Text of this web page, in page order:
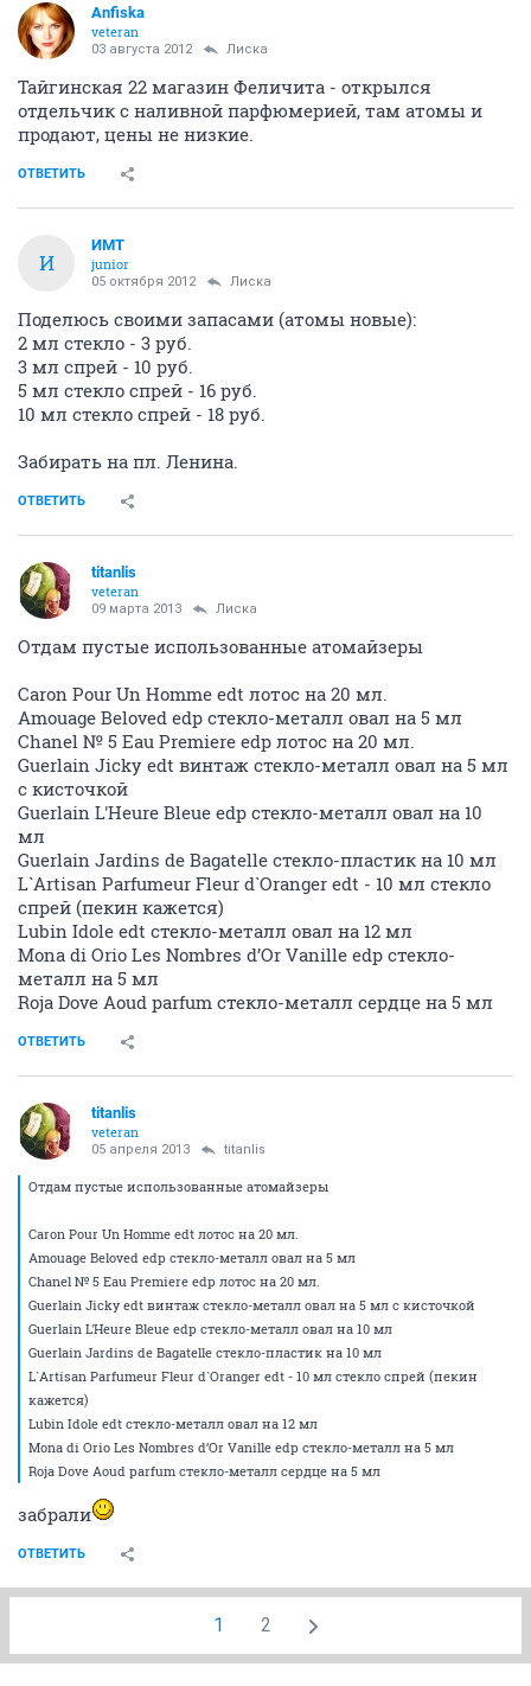
Anfiska
veteran
03 августа 2012 Лиска
Тайгинская 22 магазин Феличита - открылся
отдельчик с наливной парфюмерией, там атомы и
продают, цены не низкие.
ОТВЕТИТЬ
И
ИМТ
junior
05 октября 2012 Лиска
Поделюсь своими запасами (атомы новые):
2 мл стекло - 3 руб.
3 мл спрей - 10 руб.
5 мл стекло спрей - 16 руб.
10 мл стекло спрей - 18 руб.
Забирать на пл. Ленина.
ОТВЕТИТЬ
titanlis
veteran
09 марта 2013 Лиска
Отдам пустые использованные атомайзеры
Caron Pour Un Homme edt лотос на 20 мл.
Amouage Beloved edp стекло-металл овал на 5 мл
Chanel № 5 Eau Premiere edp лотос на 20 мл.
Guerlain Jicky edt винтаж стекло-металл овал на 5 мл
с кисточкой
Guerlain L'Heure Bleue edp стекло-металл овал на 10
мл
Guerlain Jardins de Bagatelle стекло-пластик на 10 мл
L`Artisan Parfumeur Fleur d`Oranger edt - 10 мл стекло
спрей (пекин кажется)
Lubin Idole edt стекло-металл овал на 12 мл
Mona di Orio Les Nombres d’Or Vanille edp стекло-
металл на 5 мл
Roja Dove Aoud parfum стекло-металл сердце на 5 мл
ОТВЕТИТЬ
titanlis
veteran
05 апреля 2013 titanlis
Отдам пустые использованные атомайзеры
Caron Pour Un Homme edt лотос на 20 мл.
Amouage Beloved edp стекло-металл овал на 5 мл
Chanel № 5 Eau Premiere edp лотос на 20 мл.
Guerlain Jicky edt винтаж стекло-металл овал на 5 мл с кисточкой
Guerlain L'Heure Bleue edp стекло-металл овал на 10 мл
Guerlain Jardins de Bagatelle стекло-пластик на 10 мл
L`Artisan Parfumeur Fleur d`Oranger edt - 10 мл стекло спрей (пекин
кажется)
Lubin Idole edt стекло-металл овал на 12 мл
Mona di Orio Les Nombres d’Or Vanille edp стекло-металл на 5 мл
Roja Dove Aoud parfum стекло-металл сердце на 5 мл
забрали
ОТВЕТИТЬ
1 2